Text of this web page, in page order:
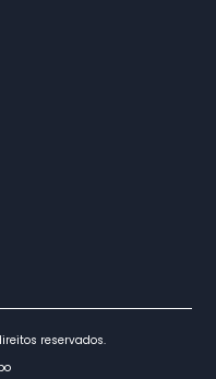
reservados.